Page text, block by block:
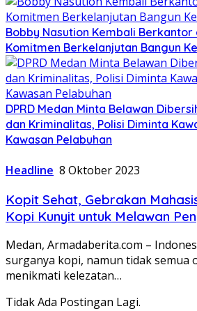
Bobby Nasution Kembali Berkantor
Komitmen Berkelanjutan Bangun
DPRD Medan Minta Belawan
dan Kriminalitas, Polisi Diminta
Kawasan Pelabuhan
Headline 8 Oktober 2023
Kopit Sehat, Gebrakan
Kopi Kunyit untuk Melawan
Medan, Armadaberita.com –
surganya kopi, namun tidak semua
menikmati kelezatan…
Tidak Ada Postingan Lagi.